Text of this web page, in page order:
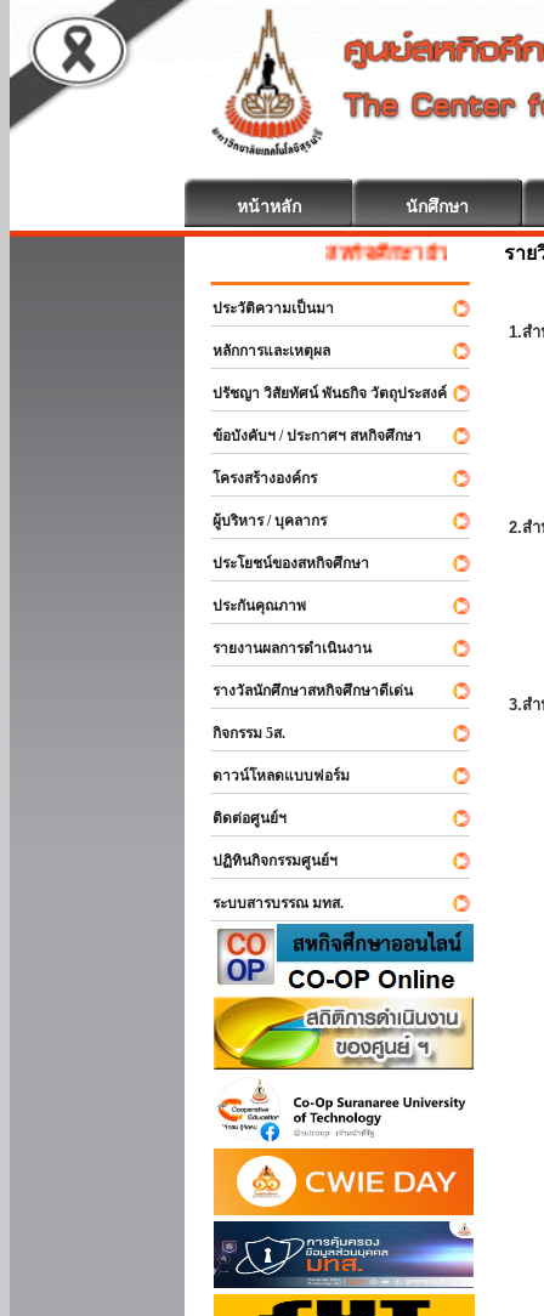
หน้าหลัก นักศึกษา
สหกิจศึกษา ยินดีต้อนรับ
ประวัติความเป็นมา
หลักการและเหตุผล
ปรัชญา วิสัยทัศน์ พันธกิจ วัตถุประสงค์
ข้อบังคับฯ / ประกาศฯ สหกิจศึกษา
โครงสร้างองค์กร
ผู้บริหาร / บุคลากร
ประโยชน์ของสหกิจศึกษา
ประกันคุณภาพ
รายงานผลการดำเนินงาน
รางวัลนักศึกษาสหกิจศึกษาดีเด่น
กิจกรรม 5ส.
ดาวน์โหลดแบบฟอร์ม
ติดต่อศูนย์ฯ
ปฏิทินกิจกรรมศูนย์ฯ
ระบบสารบรรณ มทส.
ราย
1.ส
2.ส
3.ส